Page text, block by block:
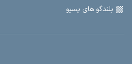
بلندگو های پسیو